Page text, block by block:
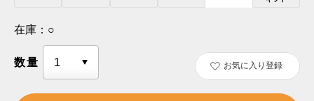
在庫： ○
数量 お気に入り登録